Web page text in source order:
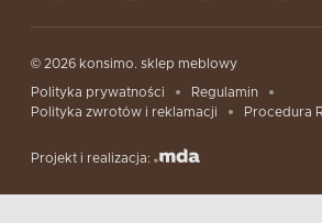
© 2026 konsimo. sklep meblowy
Polityka prywatności
Regulamin
Polityka zwrotów i reklamacji
Procedura
Projekt i realizacja: